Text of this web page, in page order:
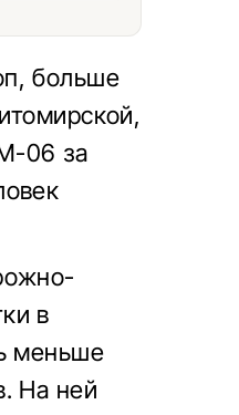
больше
06 за
в
меньше
На ней